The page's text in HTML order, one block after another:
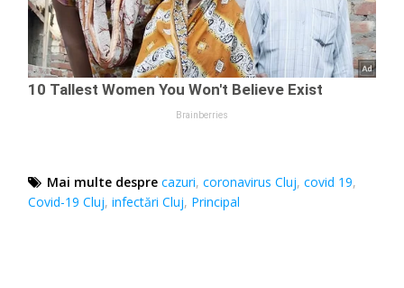
Mai multe despre cazuri,coronavirus Cluj,covid 19,
Covid-19 Cluj,infectări Cluj, Principal